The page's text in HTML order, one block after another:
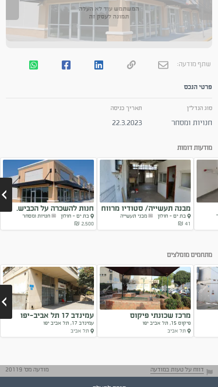
המשתמש עוד לא העלה
תמונה לעסק זה
שתף מודעה:
פרטי הנכס
סוג הנדל"ן
חנויות ומסחר
תאריך כניסה
22.3.2023
מודעות דומות
מבנה תעשייה/ סטודיו מרווח
בת ים - חולון
מבני תעשייה
41 ₪
חנות להשכרה על הכביש.
בת ים - חולון
חנויות ומסחר
2,500 ₪
מתחמים מומלצים
מרכז שכונתי פיקוס
פיקוס 15, תל אביב יפו
תל אביב
עמינדב 17 תל אביב-יפו
עמינדב 17, תל אביב יפו
תל אביב
דווח על טעות במודעה מודעה מס' 20119